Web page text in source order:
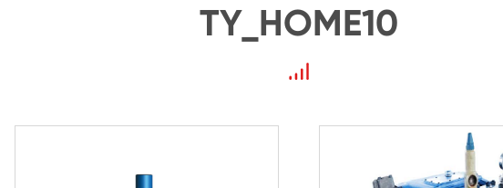
TY_HOME10